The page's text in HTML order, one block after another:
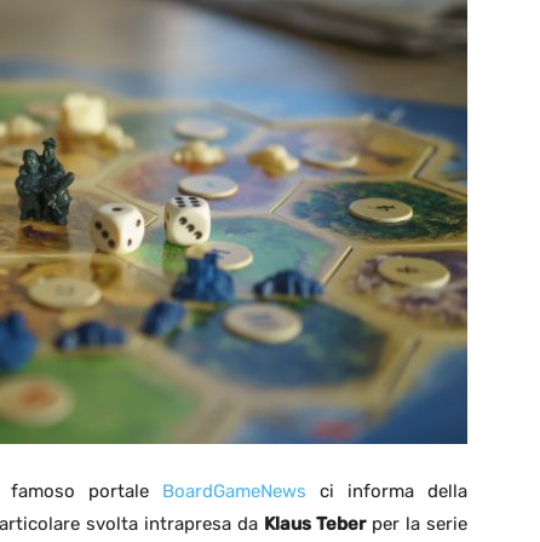
famoso portale BoardGameNews ci informa della
svolta intrapresa da Klaus Teberper la serie